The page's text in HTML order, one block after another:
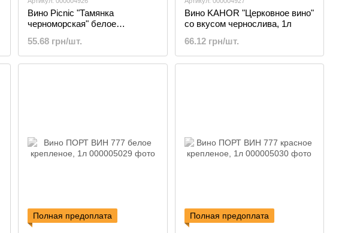
Вино Picnic "Тамянка
черноморская" белое
55.68 грн/шт.
Вино KAHOR "Церковное вино"
со вкусом чернослива, 1л
66.12 грн/шт.
Полная предоплата Полная предоплата